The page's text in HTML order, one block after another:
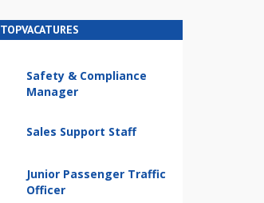
TOPVACATURES
Safety & Compliance
Manager
Sales Support Staff
Junior Passenger Traffic
Officer